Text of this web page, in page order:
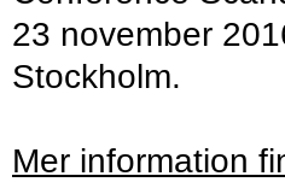
23 november
Stockholm.
Mer information